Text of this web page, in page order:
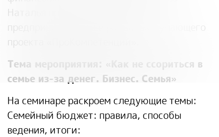
Наталья проведёт семинар для
предпринимателей в рамках «
проекта «ПроКомпетенции»
Тема мероприятия: «Как не ссориться в
семье из-за денег. Бизнес. Семья»
На семинаре раскроем следующие темы:
Семейный бюджет: правила, способы
ведения, итоги: